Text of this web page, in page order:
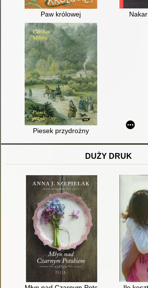
Paw królowej
Piesek przydrożny
DUŻY DRUK